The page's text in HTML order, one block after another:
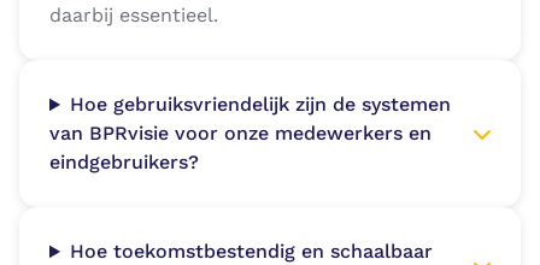
daarbij essentieel.
Hoe gebruiksvriendelijk zijn de systemen
van BPRvisie voor onze medewerkers en
eindgebruikers?
Hoe toekomstbestendig en schaalbaar